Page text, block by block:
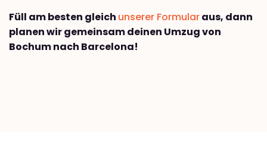
Füll am besten gleich unserer Formularaus, dann
planen wir gemeinsam deinen Umzug von
Bochum nach Barcelona!